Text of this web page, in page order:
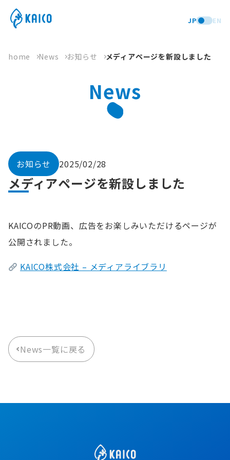
JP EN
home News お知らせ メディアページを新設しました
News
お知らせ 2025/02/28
メディアページを新設しました
KAICOのPR動画、広告をお楽しみいただけるページが
公開されました。
KAICO株式会社 – メディアライブラリ
News一覧に戻る